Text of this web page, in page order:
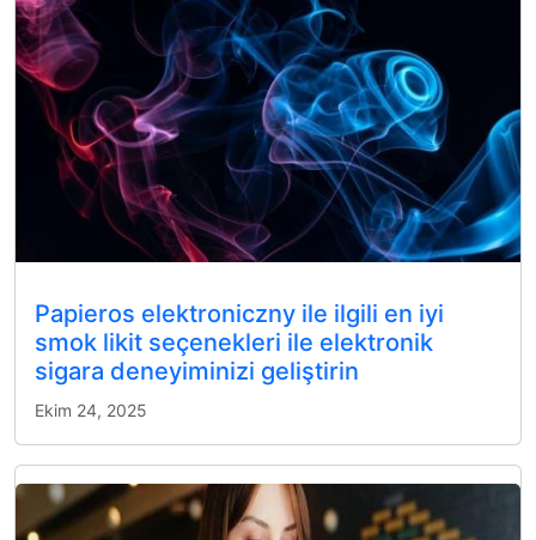
Papieros elektroniczny ile ilgili en iyi
smok likit seçenekleri ile elektronik
sigara deneyiminizi geliştirin
Ekim 24, 2025